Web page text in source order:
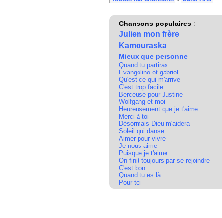
Chansons populaires :
Julien mon frère
Kamouraska
Mieux que personne
Quand tu partiras
Évangeline et gabriel
Qu'est-ce qui m'arrive
C'est trop facile
Berceuse pour Justine
Wolfgang et moi
Heureusement que je t'aime
Merci à toi
Désormais Dieu m'aidera
Soleil qui danse
Aimer pour vivre
Je nous aime
Puisque je t'aime
On finit toujours par se rejoindre
C'est bon
Quand tu es là
Pour toi